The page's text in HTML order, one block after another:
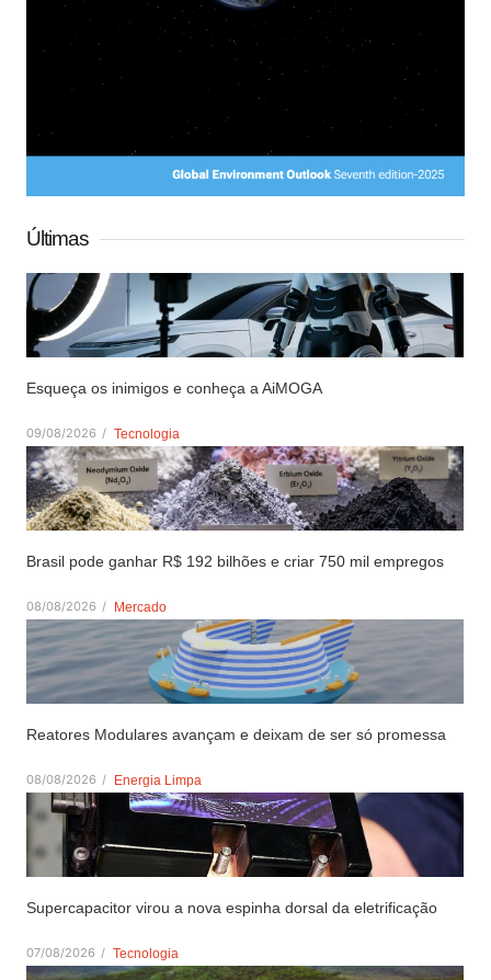
Últimas
Esqueça os inimigos e conheça a AiMOGA
09/08/2026 / Tecnologia
Brasil pode ganhar R$ 192 bilhões e criar 750 mil empregos
08/08/2026 / Mercado
Reatores Modulares avançam e deixam de ser só promessa
08/08/2026 / Energia Limpa
Supercapacitor virou a nova espinha dorsal da eletrificação
07/08/2026 / Tecnologia